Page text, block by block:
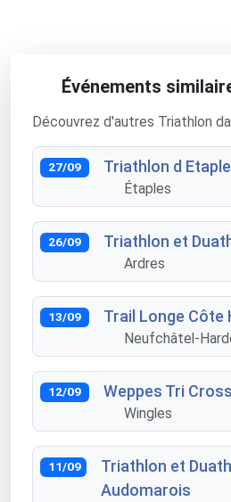
Événements
Découvrez d'autres Triathlon
27/09 Triathlon d
Étaples
26/09 Triathlon et
Ardres
13/09 Trail Longe Côte
Neufchâtel-
12/09 Weppes Tri Cross
Wingles
11/09
Triathlon et
Audomarois